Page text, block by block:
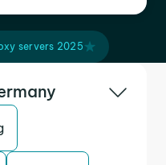
servers 2025